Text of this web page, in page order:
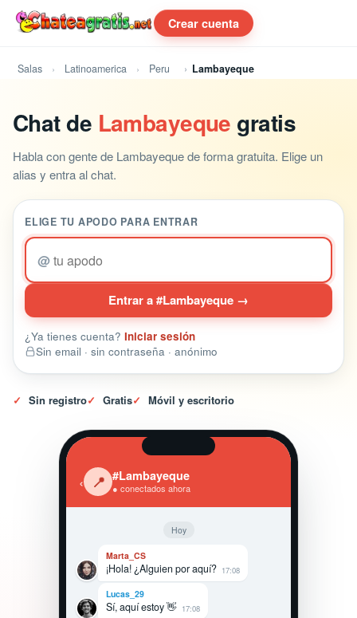
Crear cuenta
Salas Latinoamerica Peru Lambayeque
Chat de Lambayeque gratis
Habla con gente de Lambayeque de forma gratuita. Elige un
alias y entra al chat.
ELIGE TU APODO PARA ENTRAR
@
Entrar a #Lambayeque →
¿Ya tienes cuenta? Iniciar sesión
Sin email · sin contraseña · anónimo
✓ Sin registro✓ Gratis✓ Móvil y escritorio
‹ 📍 #Lambayeque
● conectados ahora
Hoy
Marta_CS
¡Hola! ¿Alguien por aquí? 17:08
Lucas_29
Sí, aquí estoy 👋 17:08